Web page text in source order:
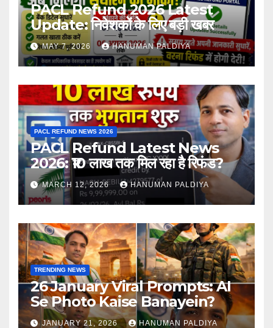
PACL Refund 2026 Latest
Update: निवेशकों के लिए बड़ी खबर
MAY 7, 2026 HANUMAN PALDIYA
PACL REFUND NEWS 2026
PACL Refund Latest News
2026: ₹10 लाख तक मिल रहा है रिफंड?
MARCH 12, 2026 HANUMAN PALDIYA
TRENDING NEWS
26 January Viral Prompts: AI
Se Photo Kaise Banayein?
JANUARY 21, 2026 HANUMAN PALDIYA